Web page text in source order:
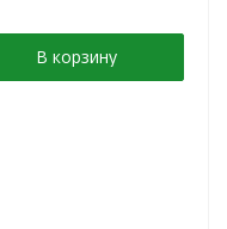
В корзину